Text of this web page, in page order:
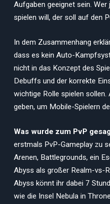
Aufgaben geeignet sein.
spielen will, der soll auf den
In dem Zusammenhang
dass es kein Auto-
nicht in das Konzept des
Debuffs und der korrekte
wichtige Rolle spielen
geben, um Mobile-Spielern
Was wurde zum PvP
erstmals PvP-Gameplay zu
Arenen, Battlegrounds, ein
Abyss als großer Realm-vs-
Abyss könnt ihr dabei 7
wie die Insel Nebula in